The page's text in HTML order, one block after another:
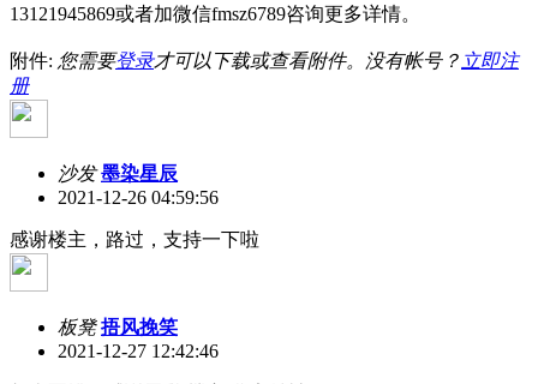
13121945869或者加微信fmsz6789咨询更多详情。
附件: 您需要登录才可以下载或查看附件。没有帐号？ 立即注
册
沙发 墨染星辰
2021-12-26 04:59:56
感谢楼主，路过，支持一下啦
板凳 捂风挽笑
2021-12-27 12:42:46